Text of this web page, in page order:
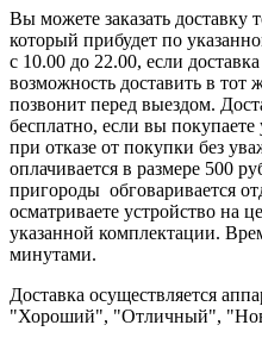
Вы можете заказать доставку
который прибудет по
с 10.00 до 22.00, если
возможность доставить в тот
позвонит перед выездом.
бесплатно, если вы
при отказе от покупки без
оплачивается в размере 500
пригороды обговаривается
осматриваете устройство на
указанной комплектации.
минутами.
Доставка осуществляется
"Хороший", "Отличный",